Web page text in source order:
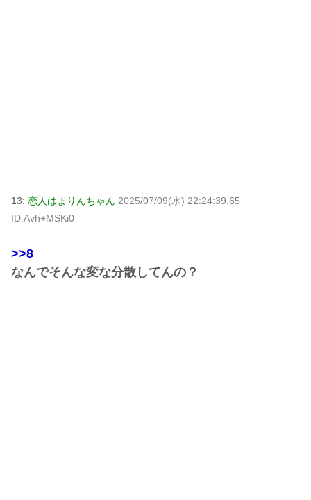
13: 恋人はまりんちゃん 2025/07/09(水) 22:24:39.65
ID:Avh+MSKi0
>>8
なんでそんな変な分散してんの？